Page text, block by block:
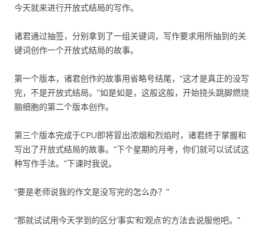
今天就来进行开放式结局的写作。
诸君通过抽签，分别拿到了一组关键词，写作要求用所抽到的关
键词创作一个开放式结局的故事。
第一个版本，诸君创作的故事用省略号结尾，“这才是真正的没写
完，不是开放式结局。”如是如是，这般这般，开始挠头跳脚燃烧
脑细胞的第二个版本创作。
第三个版本完成于CPU即将冒出浓烟和烈焰时，诸君终于掌握和
写出了开放式结局的故事。“下个星期的月考，你们就可以试试这
种写作手法。”下课时我说。
“要是老师说我的作文是没写完的怎么办？”
“那就试试用今天学到的区分‘事实’和‘观点’的方法去说服他吧。”